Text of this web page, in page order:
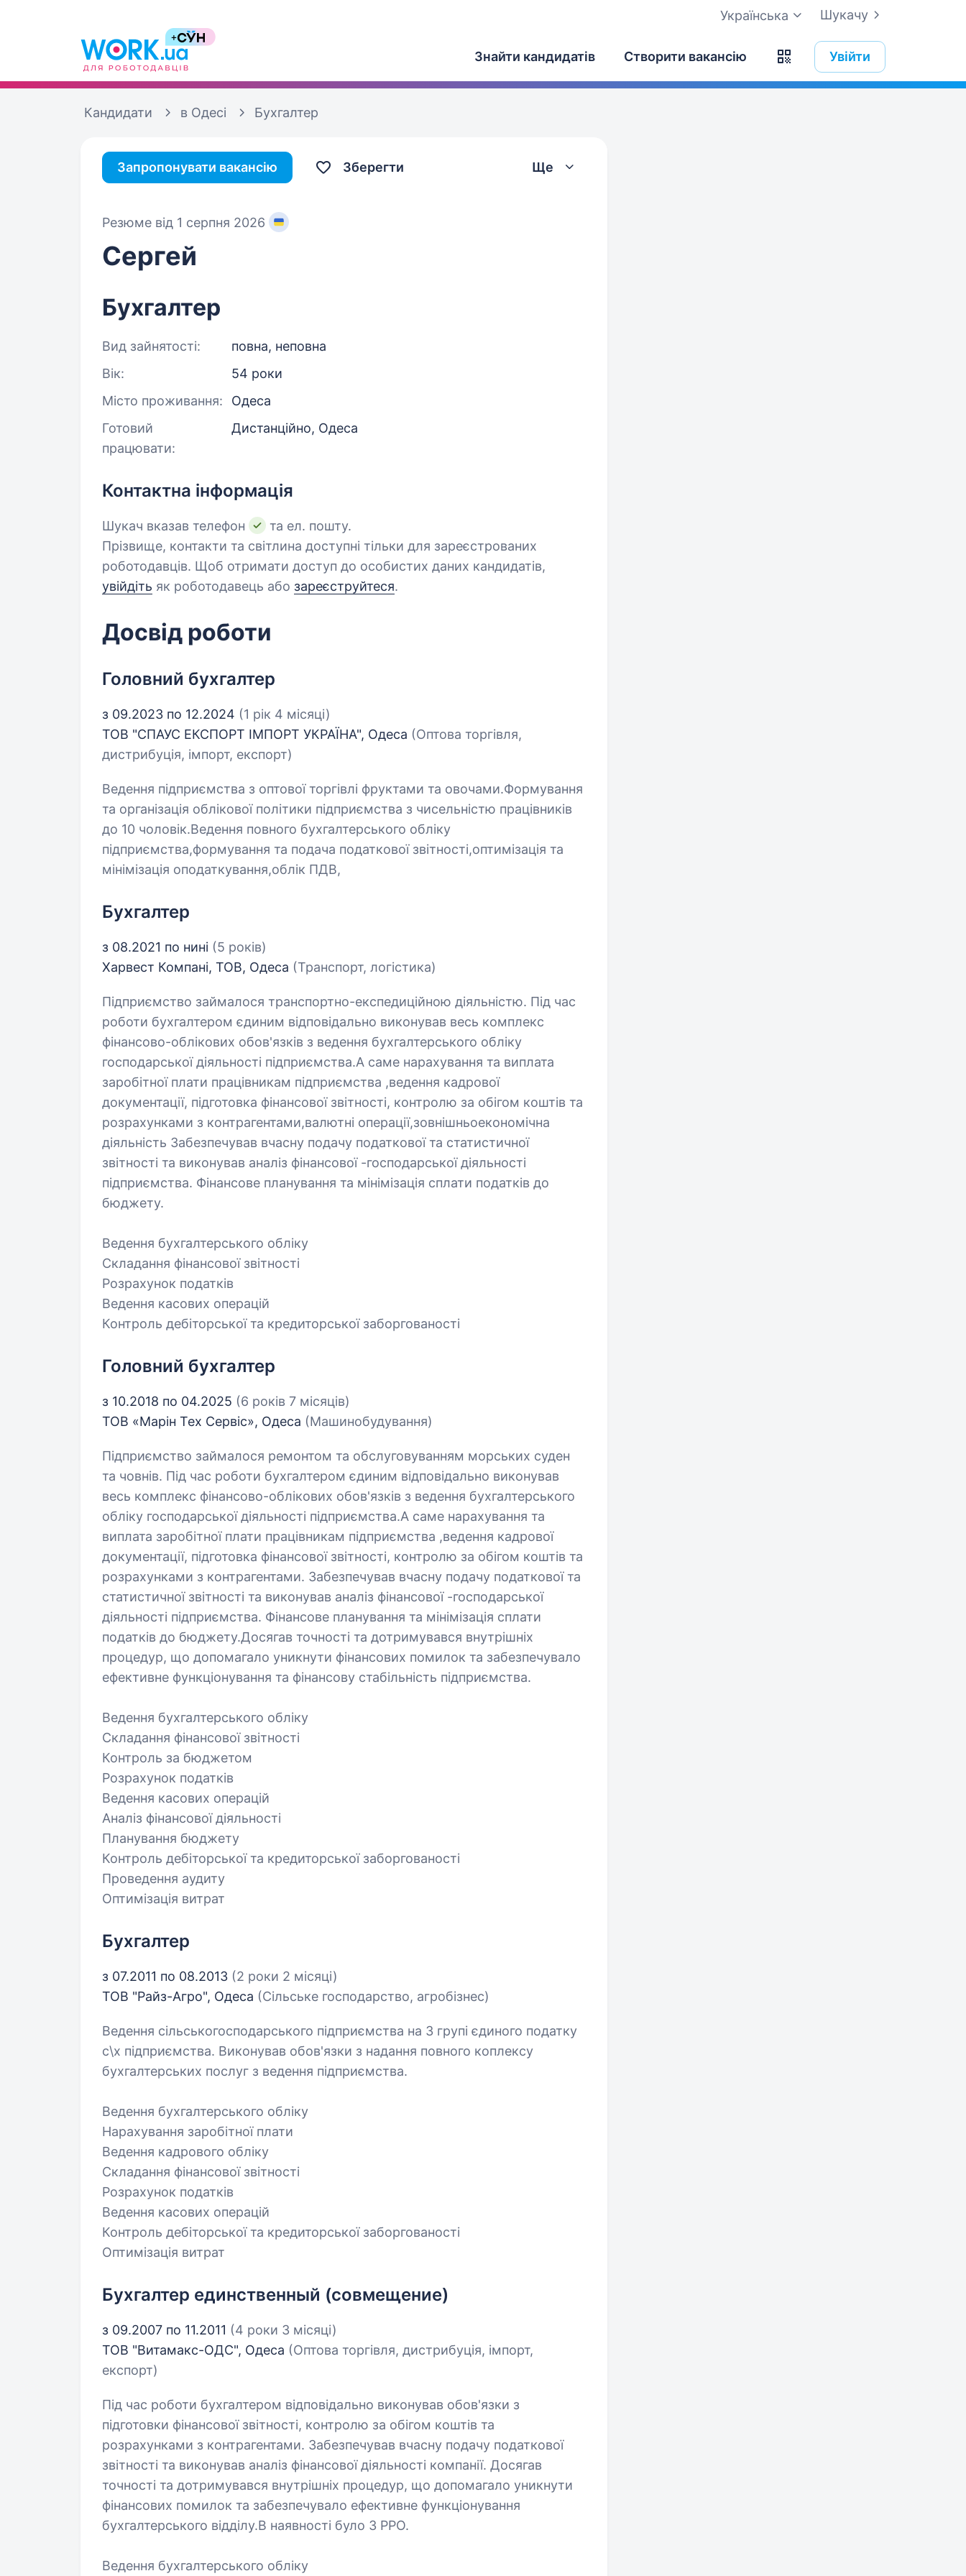
Шукачу
Українська
Знайти кандидатів Створити вакансію Увійти
Кандидати в Одесі Бухгалтер
Запропонувати вакансію Зберегти Ще
Резюме від 1 серпня 2026
Сергей
Бухгалтер
Вид зайнятості:
повна, неповна
Вік:
54 роки
Місто проживання:
Одеса
Готовий
працювати:
Дистанційно, Одеса
Контактна інформація
Шукач вказав телефон
та ел. пошту.
Прізвище, контакти та світлина доступні тільки для зареєстрованих
роботодавців. Щоб отримати доступ до особистих даних кандидатів,
увійдіть як роботодавець або зареєструйтеся.
Досвід роботи
Головний бухгалтер
з 09.2023 по 12.2024 (1 рік 4 місяці)
ТОВ "СПАУС ЕКСПОРТ ІМПОРТ УКРАЇНА", Одеса (Оптова торгівля,
дистрибуція, імпорт, експорт)
Ведення підприємства з оптової торгівлі фруктами та овочами.Формування
та організація облікової політики підприємства з чисельністю працівників
до 10 чоловік.Ведення повного бухгалтерського обліку
підприємства,формування та подача податкової звітності,оптимізація та
мінімізація оподаткування,облік ПДВ,
Бухгалтер
з 08.2021 по нині (5 років)
Харвест Компані, ТОВ, Одеса (Транспорт, логістика)
Підприємство займалося транспортно-експедиційною діяльністю. Під час
роботи бухгалтером єдиним відповідально виконував весь комплекс
фінансово-облікових обов'язків з ведення бухгалтерського обліку
господарської діяльності підприємства.А саме нарахування та виплата
заробітної плати працівникам підприємства ,ведення кадрової
документації, підготовка фінансової звітності, контролю за обігом коштів та
розрахунками з контрагентами,валютні операції,зовнішньоекономічна
діяльність Забезпечував вчасну подачу податкової та статистичної
звітності та виконував аналіз фінансової -господарської діяльності
підприємства. Фінансове планування та мінімізація сплати податків до
бюджету.
Ведення бухгалтерського обліку
Складання фінансової звітності
Розрахунок податків
Ведення касових операцій
Контроль дебіторської та кредиторської заборгованості
Головний бухгалтер
з 10.2018 по 04.2025 (6 років 7 місяців)
ТОВ «Марін Тех Сервіс», Одеса (Машинобудування)
Підприємство займалося ремонтом та обслуговуванням морських суден
та човнів. Під час роботи бухгалтером єдиним відповідально виконував
весь комплекс фінансово-облікових обов'язків з ведення бухгалтерського
обліку господарської діяльності підприємства.А саме нарахування та
виплата заробітної плати працівникам підприємства ,ведення кадрової
документації, підготовка фінансової звітності, контролю за обігом коштів та
розрахунками з контрагентами. Забезпечував вчасну подачу податкової та
статистичної звітності та виконував аналіз фінансової -господарської
діяльності підприємства. Фінансове планування та мінімізація сплати
податків до бюджету.Досягав точності та дотримувався внутрішніх
процедур, що допомагало уникнути фінансових помилок та забезпечувало
ефективне функціонування та фінансову стабільність підприємства.
Ведення бухгалтерського обліку
Складання фінансової звітності
Контроль за бюджетом
Розрахунок податків
Ведення касових операцій
Аналіз фінансової діяльності
Планування бюджету
Контроль дебіторської та кредиторської заборгованості
Проведення аудиту
Оптимізація витрат
Бухгалтер
з 07.2011 по 08.2013 (2 роки 2 місяці)
ТОВ "Райз-Агро", Одеса (Сільське господарство, агробізнес)
Ведення сільськогосподарського підприємства на 3 групі єдиного податку
с\х підприємства. Виконував обов'язки з надання повного коплексу
бухгалтерських послуг з ведення підприємства.
Ведення бухгалтерського обліку
Нарахування заробітної плати
Ведення кадрового обліку
Складання фінансової звітності
Розрахунок податків
Ведення касових операцій
Контроль дебіторської та кредиторської заборгованості
Оптимізація витрат
Бухгалтер единственный (совмещение)
з 09.2007 по 11.2011 (4 роки 3 місяці)
ТОВ "Витамакс-ОДС", Одеса (Оптова торгівля, дистрибуція, імпорт,
експорт)
Під час роботи бухгалтером відповідально виконував обов'язки з
підготовки фінансової звітності, контролю за обігом коштів та
розрахунками з контрагентами. Забезпечував вчасну подачу податкової
звітності та виконував аналіз фінансової діяльності компанії. Досягав
точності та дотримувався внутрішніх процедур, що допомагало уникнути
фінансових помилок та забезпечувало ефективне функціонування
бухгалтерського відділу.В наявності було 3 РРО.
Ведення бухгалтерського обліку